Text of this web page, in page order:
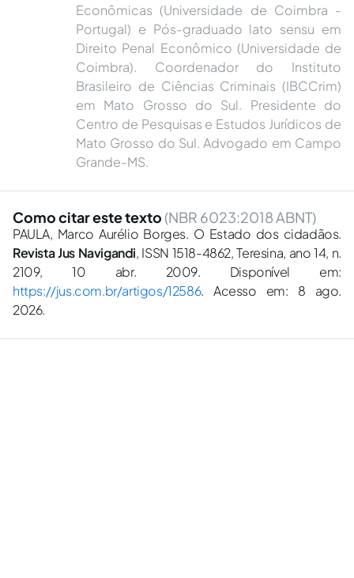
Econômicas (Universidade de Coimbra -
Portugal) e Pós-graduado lato sensu em
Direito Penal Econômico (Universidade de
Coimbra). Coordenador do Instituto
Brasileiro de Ciências Criminais (IBCCrim)
em Mato Grosso do Sul. Presidente do
Centro de Pesquisas e Estudos Jurídicos de
Mato Grosso do Sul. Advogado em Campo
Grande-MS.
Como citar este texto (NBR 6023:2018 ABNT)
PAULA, Marco Aurélio Borges. O Estado dos cidadãos.
Revista Jus Navigandi, ISSN 1518-4862, Teresina, ano 14, n.
2109, 10 abr. 2009. Disponível em:
https://jus.com.br/artigos/12586. Acesso em: 8 ago.
2026.